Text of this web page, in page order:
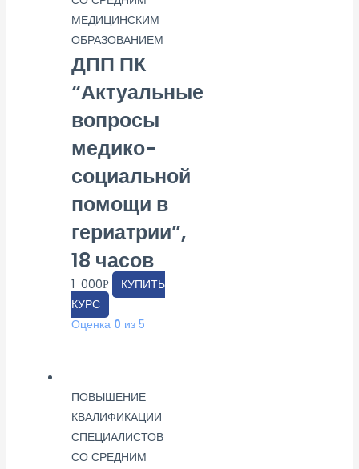
МЕДИЦИНСКИМ
ОБРАЗОВАНИЕМ
ДПП ПК
“Актуальные
вопросы
медико-
социальной
помощи в
гериатрии”,
18 часов
1 000Р
КУПИТЬ
КУРС
Оценка 0 из 5
ПОВЫШЕНИЕ
КВАЛИФИКАЦИИ
СПЕЦИАЛИСТОВ
СО СРЕДНИМ